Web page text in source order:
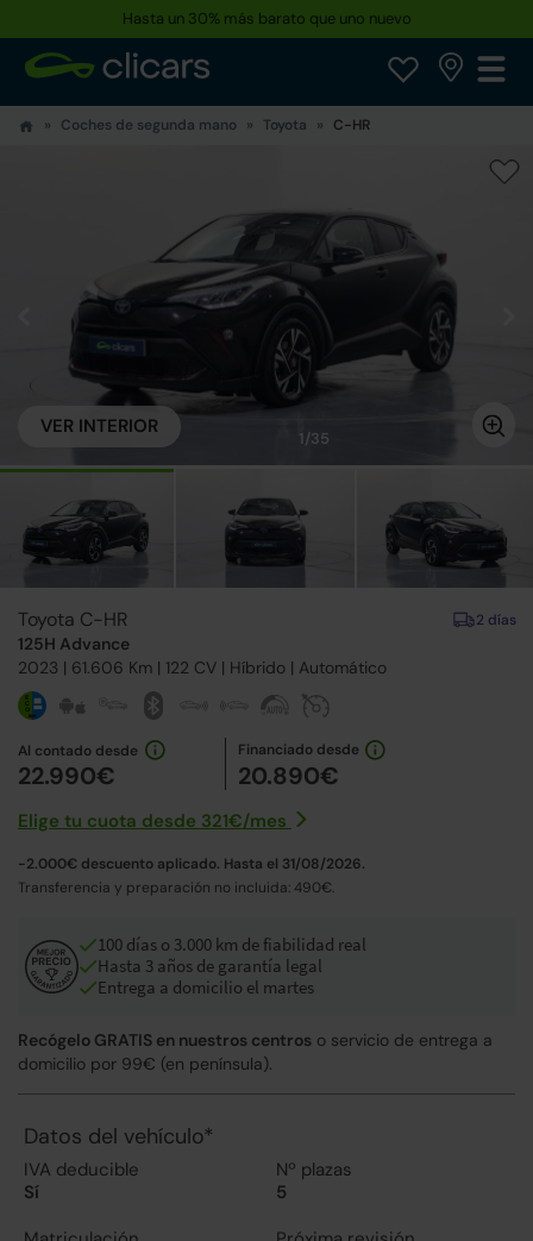
Hasta un 30% más barato que uno nuevo
Coches de segunda mano Toyota C-HR
VER INTERIOR
1/35
Toyota C-HR
125H Advance
2023 | 61.606 Km | 122 CV | Híbrido | Automático
2 días
Al contado desde
22.990€
Financiado desde
20.890€
Elige tu cuota desde 321€/mes
-2.000€ descuento aplicado. Hasta el 31/08/2026.
Transferencia y preparación no incluida: 490€.
100 días o 3.000 km de fiabilidad real
Hasta 3 años de garantía legal
Entrega a domicilio el martes
Recógelo GRATIS en nuestros centros o servicio de entrega a
domicilio por 99€ (en península).
Datos del vehículo*
IVA deducible
Sí
Nº plazas
5